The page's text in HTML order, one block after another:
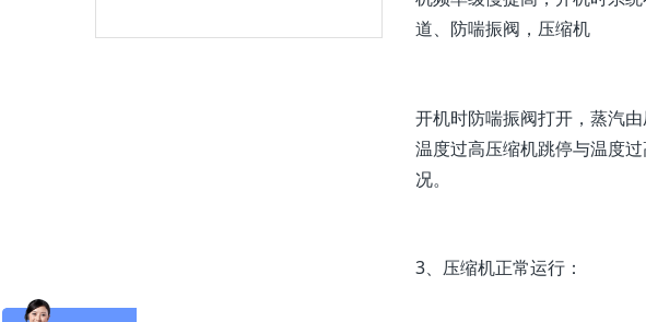
道、防喘振阀，压缩机
开机时防喘振阀打开，蒸汽
温度过高压缩机跳停与温度
况。
3、压缩机正常运行：